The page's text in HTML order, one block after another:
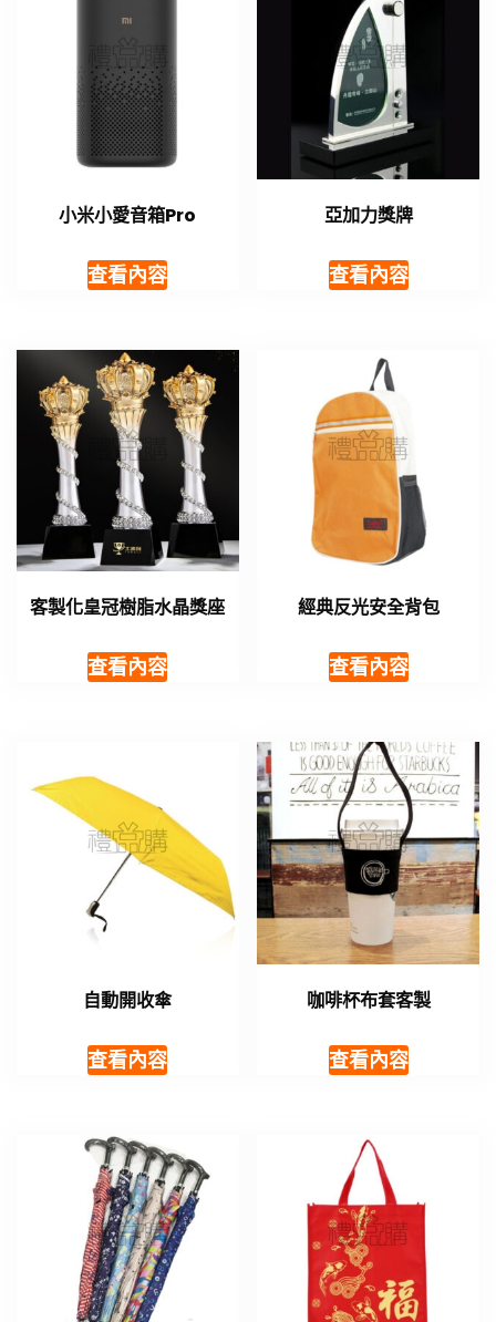
小米小愛音箱Pro
查看內容
亞加力獎牌
查看內容
客製化皇冠樹脂水晶獎座
查看內容
經典反光安全背包
查看內容
自動開收傘
查看內容
咖啡杯布套客製
查看內容